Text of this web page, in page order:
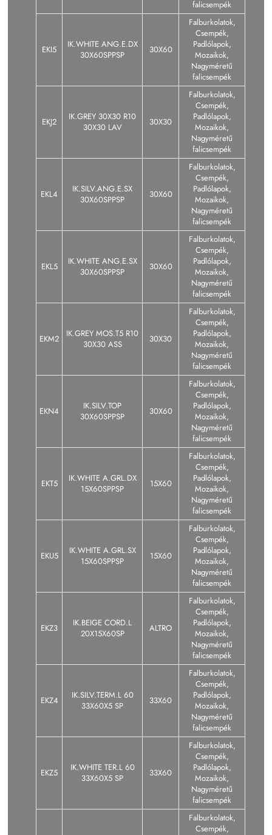
falicsempék
EKI5
IK.WHITE ANG.E.DX
30X60SPPSP
30X60
Falburkolatok,
Csempék,
Padlólapok,
Mozaikok,
Nagyméretű
falicsempék
EKJ2
IK.GREY 30X30 R10
30X30 LAV
30X30
Falburkolatok,
Csempék,
Padlólapok,
Mozaikok,
Nagyméretű
falicsempék
EKL4
IK.SILV.ANG.E.SX
30X60SPPSP
30X60
Falburkolatok,
Csempék,
Padlólapok,
Mozaikok,
Nagyméretű
falicsempék
EKL5
IK.WHITE ANG.E.SX
30X60SPPSP
30X60
Falburkolatok,
Csempék,
Padlólapok,
Mozaikok,
Nagyméretű
falicsempék
EKM2
IK.GREY MOS.T5 R10
30X30 ASS
30X30
Falburkolatok,
Csempék,
Padlólapok,
Mozaikok,
Nagyméretű
falicsempék
EKN4
IK.SILV.TOP
30X60SPPSP
30X60
Falburkolatok,
Csempék,
Padlólapok,
Mozaikok,
Nagyméretű
falicsempék
EKT5
IK.WHITE A.GRL.DX
15X60SPPSP
15X60
Falburkolatok,
Csempék,
Padlólapok,
Mozaikok,
Nagyméretű
falicsempék
EKU5
IK.WHITE A.GRL.SX
15X60SPPSP
15X60
Falburkolatok,
Csempék,
Padlólapok,
Mozaikok,
Nagyméretű
falicsempék
EKZ3
IK.BEIGE CORD.L
20X15X60SP
ALTRO
Falburkolatok,
Csempék,
Padlólapok,
Mozaikok,
Nagyméretű
falicsempék
EKZ4
IK.SILV.TERM.L 60
33X60X5 SP
33X60
Falburkolatok,
Csempék,
Padlólapok,
Mozaikok,
Nagyméretű
falicsempék
EKZ5
IK.WHITE TER.L 60
33X60X5 SP
33X60
Falburkolatok,
Csempék,
Padlólapok,
Mozaikok,
Nagyméretű
falicsempék
Falburkolatok,
Csempék,